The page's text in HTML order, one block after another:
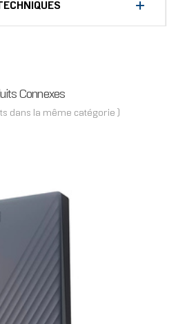
Connexes
dans la même catégorie )